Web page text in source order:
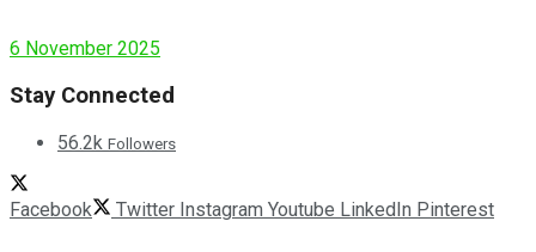
6 November 2025
Stay Connected
56.2k Followers
Facebook Twitter Instagram Youtube LinkedIn Pinterest